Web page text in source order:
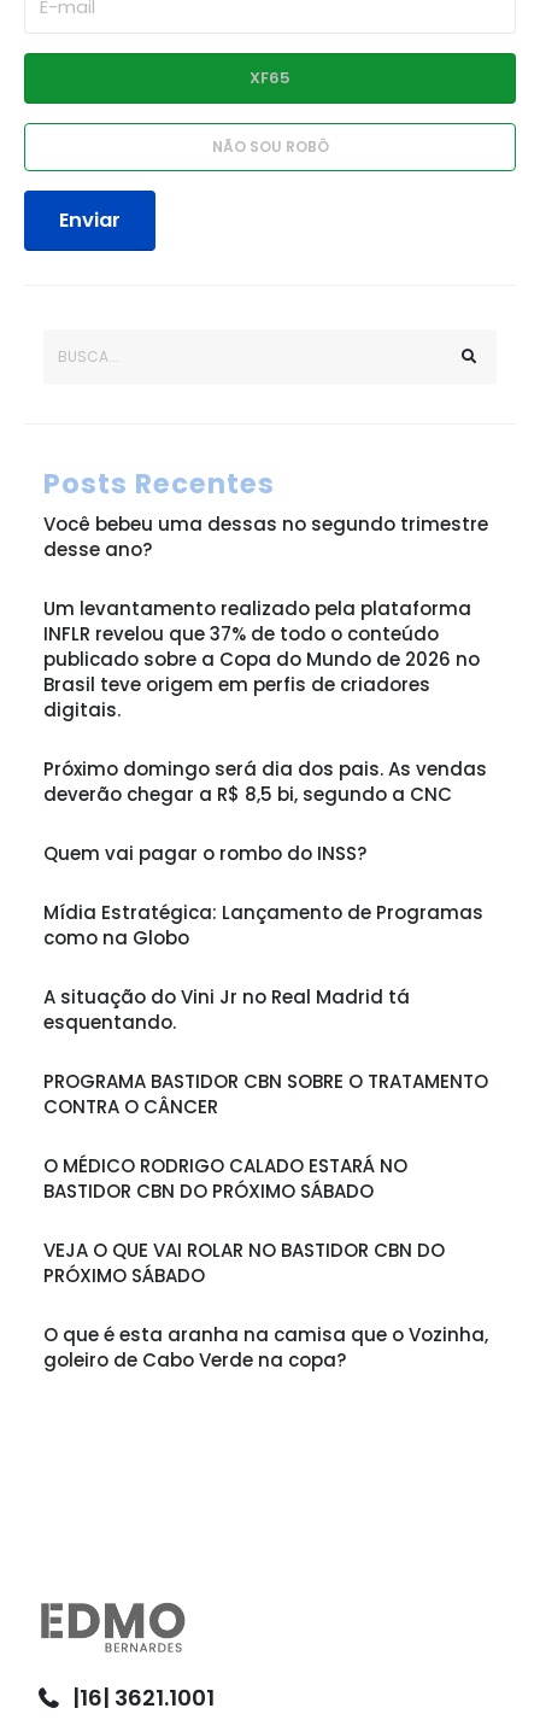
Enviar
Posts Recentes
Você bebeu uma dessas no segundo trimestre
desse ano?
Um levantamento realizado pela plataforma
INFLR revelou que 37% de todo o conteúdo
publicado sobre a Copa do Mundo de 2026 no
Brasil teve origem em perfis de criadores
digitais.
Próximo domingo será dia dos pais. As vendas
deverão chegar a R$ 8,5 bi, segundo a CNC
Quem vai pagar o rombo do INSS?
Mídia Estratégica: Lançamento de Programas
como na Globo
A situação do Vini Jr no Real Madrid tá
esquentando.
PROGRAMA BASTIDOR CBN SOBRE O TRATAMENTO
CONTRA O CÂNCER
O MÉDICO RODRIGO CALADO ESTARÁ NO
BASTIDOR CBN DO PRÓXIMO SÁBADO
VEJA O QUE VAI ROLAR NO BASTIDOR CBN DO
PRÓXIMO SÁBADO
O que é esta aranha na camisa que o Vozinha,
goleiro de Cabo Verde na copa?
|16| 3621.1001